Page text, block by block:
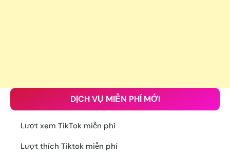
DỊCH VỤ MIỄN PHÍ MỚI
Lượt xem TikTok miễn phí
Lượt thích Tiktok miễn phí